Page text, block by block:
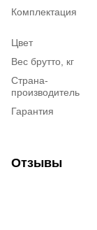
Комплектация
Цвет
Вес брутто, кг
Страна-
производитель
Гарантия
Отзывы